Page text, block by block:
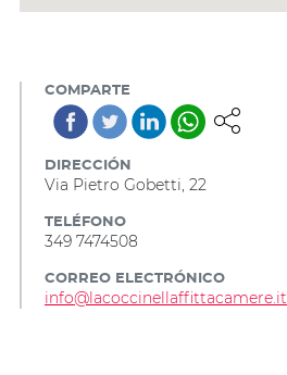
COMPARTE
DIRECCIÓN
Via Pietro Gobetti, 22
TELÉFONO
349 7474508
CORREO ELECTRÓNICO
info@lacoccinellaffittacamere.it